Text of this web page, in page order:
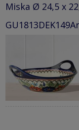
Miska Ø 24,5 x